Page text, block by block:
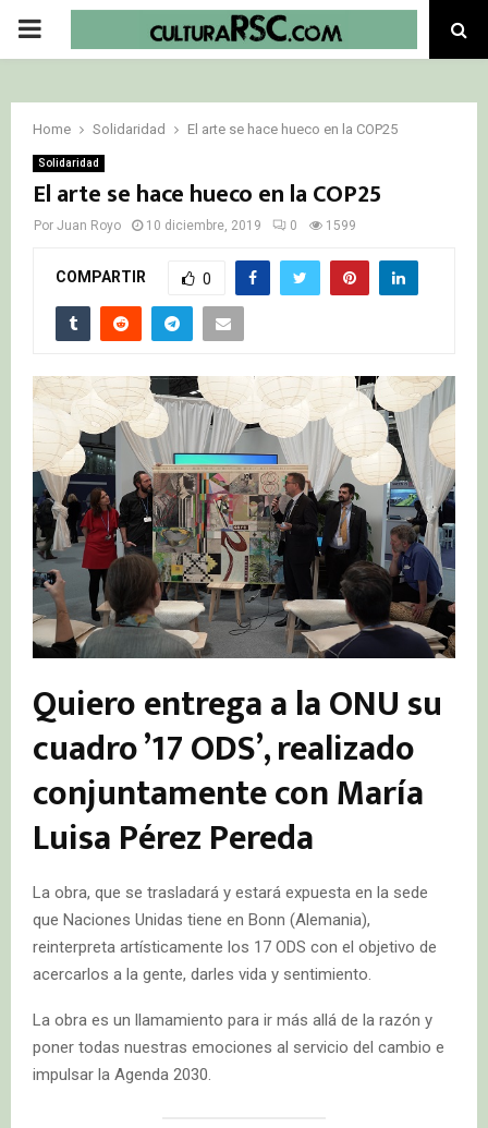
PRIMARY
Home Solidaridad El arte se hace hueco en la COP25
Solidaridad
El arte se hace hueco en la COP25
Por Juan Royo 10 diciembre, 2019 0 1599
COMPARTIR 0
Quiero entrega a la ONU su
cuadro ’17 ODS’, realizado
conjuntamente con María
Luisa Pérez Pereda
La obra, que se trasladará y estará expuesta en la sede
que Naciones Unidas tiene en Bonn (Alemania),
reinterpreta artísticamente los 17 ODS con el objetivo de
acercarlos a la gente, darles vida y sentimiento.
La obra es un llamamiento para ir más allá de la razón y
poner todas nuestras emociones al servicio del cambio e
impulsar la Agenda 2030.